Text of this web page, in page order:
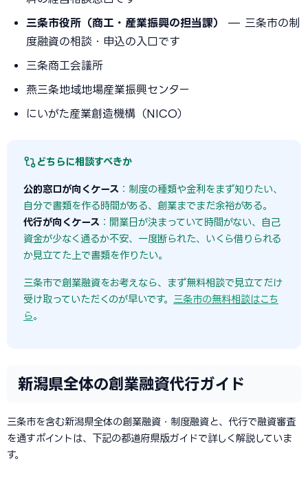
三条市役所（商工・産業振興の担当課）
— 三条市の制
度融資の相談・申込の入口です
三条商工会議所
燕三条地域地場産業振興センター
にいがた産業創造機構（NICO）
どちらに相談すべきか
公的窓口が向くケース ：制度の種類や金利をまず知りたい、
自分で書類を作る時間がある、創業までまだ余裕がある。
代行が向くケース ：開業日が決まっていて時間がない、自己
資金が少なく通るか不安、一度断られた、いくら借りられる
か見立てた上で書類を作りたい。
三条市で創業融資をお考えなら、まず無料相談で見立てだけ
受け取っていただくのが早いです。
三条市の無料相談はこち
ら。
新潟県全体の創業融資代行ガイド
三条市を含む新潟県全体の創業融資・制度融資と、代行で融資審査
を通すポイントは、下記の都道府県版ガイドで詳しく解説していま
す。